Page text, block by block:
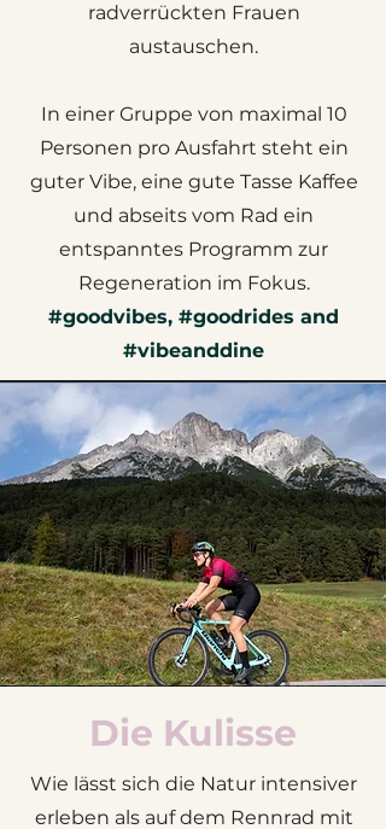
radverrückten Frauen
austauschen.
In einer Gruppe von maximal 10
Personen pro Ausfahrt steht ein
guter Vibe, eine gute Tasse Kaffee
und abseits vom Rad ein
entspanntes Programm zur
Regeneration im Fokus.
#goodvibes, #goodrides and
#vibeanddine
Die Kulisse
Wie lässt sich die Natur intensiver
erleben als auf dem Rennrad mit